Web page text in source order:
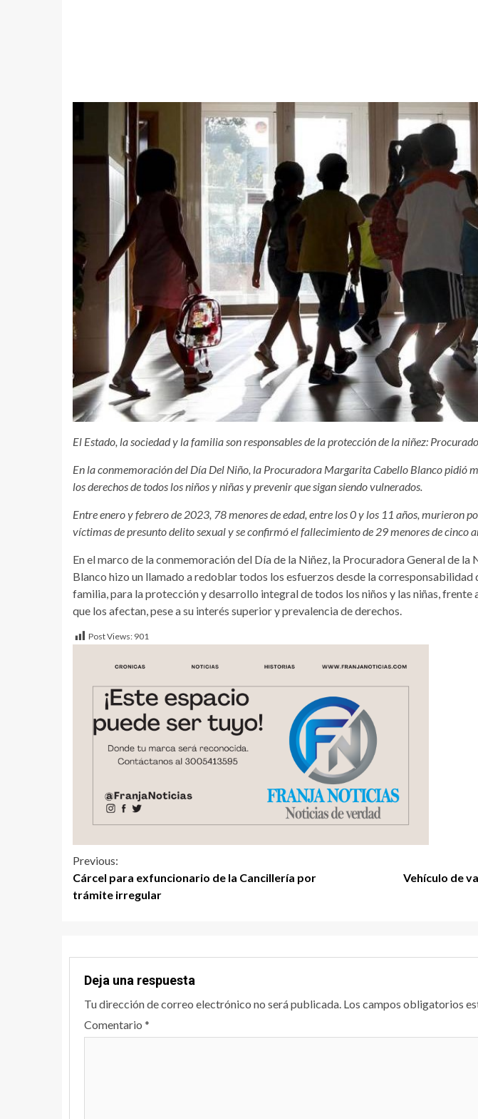
El Estado, la sociedad y la familia son responsables de la protección de la niñez:
En la conmemoración del Día Del Niño, la Procuradora Margarita Cabello Blanco pidió
los derechos de todos los niños y niñas y prevenir que sigan siendo vulnerados.
Entre enero y febrero de 2023, 78 menores de edad, entre los 0 y los 11 años, murieron
víctimas de presunto delito sexual y se confirmó el fallecimiento de 29 menores de cinco
En el marco de la conmemoración del Día de la Niñez, la Procuradora General de
Blanco hizo un llamado a redoblar todos los esfuerzos desde la corresponsabilidad
familia, para la protección y desarrollo integral de todos los niños y las niñas, frente
que los afectan, pese a su interés superior y prevalencia de derechos.
Post Views: 901
Previous:
Cárcel para exfuncionario de la Cancillería por
trámite irregular
Vehículo de
Deja una respuesta
Tu dirección de correo electrónico no será publicada. Los campos obligatorios
Comentario *